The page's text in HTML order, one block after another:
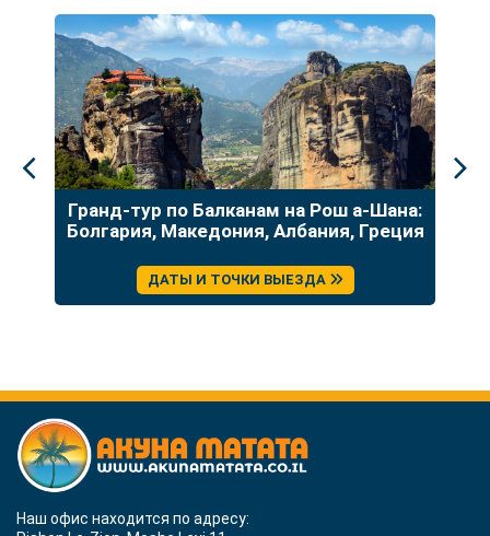
Гранд-тур по Балканам на Рош а-Шана:
Болгария, Македония, Албания, Греция
ДАТЫ И ТОЧКИ ВЫЕЗДА
Наш офис находится по адресу: